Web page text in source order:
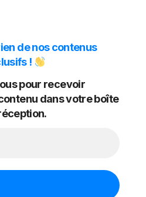
de nos contenus
!
pour recevoir
dans votre boîte